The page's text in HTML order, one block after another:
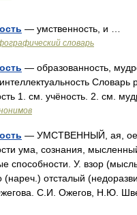
— умственность, и …
словарь
— образованность,
Словарь
1. см. учёность. 2. см.
— УМСТВЕННЫЙ, ая, ое.
ума, сознания,
способности. У. взор
(нареч.) отсталый
С.И. Ожегов, Н.Ю.